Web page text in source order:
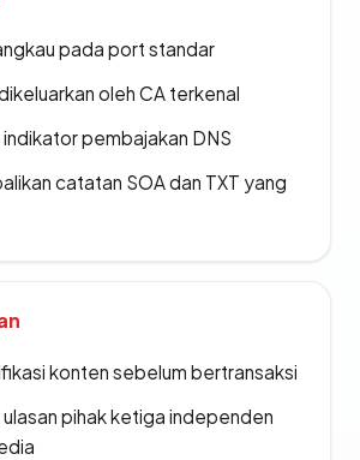
pada port standar
oleh CA terkenal
pembajakan DNS
catatan SOA dan TXT yang
konten sebelum bertransaksi
pihak ketiga independen